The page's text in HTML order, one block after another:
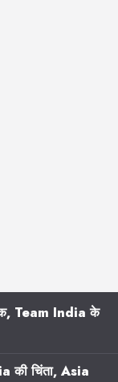
Team India के
की चिंता, Asia